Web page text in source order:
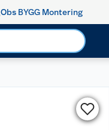
Obs BYGG Montering